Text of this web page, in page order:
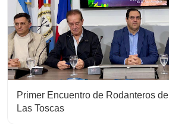
Primer Encuentro de Rodanteros
Las Toscas